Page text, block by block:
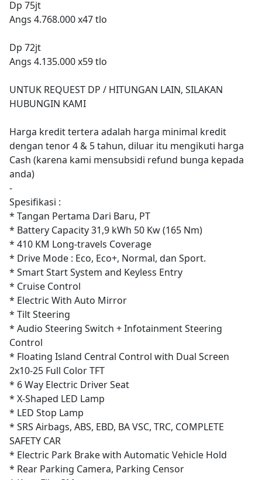
Dp 75jt
Angs 4.768.000 x47 tlo
Dp 72jt
Angs 4.135.000 x59 tlo
UNTUK REQUEST DP / HITUNGAN LAIN, SILAKAN
HUBUNGIN KAMI
Harga kredit tertera adalah harga minimal kredit
dengan tenor 4 & 5 tahun, diluar itu mengikuti harga
Cash (karena kami mensubsidi refund bunga kepada
anda)
-
Spesifikasi :
* Tangan Pertama Dari Baru, PT
* Battery Capacity 31,9 kWh 50 Kw (165 Nm)
* 410 KM Long-travels Coverage
* Drive Mode : Eco, Eco+, Normal, dan Sport.
* Smart Start System and Keyless Entry
* Cruise Control
* Electric With Auto Mirror
* Tilt Steering
* Audio Steering Switch + Infotainment Steering
Control
* Floating Island Central Control with Dual Screen
2x10-25 Full Color TFT
* 6 Way Electric Driver Seat
* X-Shaped LED Lamp
* LED Stop Lamp
* SRS Airbags, ABS, EBD, BA VSC, TRC, COMPLETE
SAFETY CAR
* Electric Park Brake with Automatic Vehicle Hold
* Rear Parking Camera, Parking Censor